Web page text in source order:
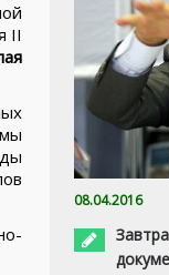
II
08.04.2016